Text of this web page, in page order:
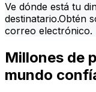
Ve dónde está tu
destinatario.Obtén
correo electrónico.
Millones de
mundo